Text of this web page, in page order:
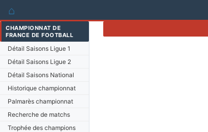
⌂
CHAMPIONNAT DE
FRANCE DE FOOTBALL
Détail Saisons Ligue 1
Détail Saisons Ligue 2
Détail Saisons National
Historique championnat
Palmarès championnat
Recherche de matchs
Trophée des champions